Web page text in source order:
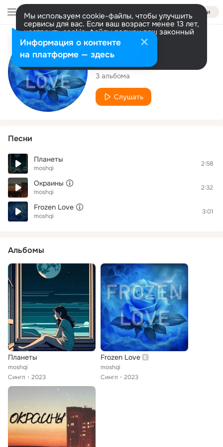
Войти
Мы используем cookie-файлы, чтобы улучшить
сервисы для вас. Если ваш возраст менее 13 лет,
настроить cookie-файлы должен ваш законный
представитель. Больше информации
Разрешить все Настроить
Исполнитель
moshqi
3 альбома
Слушать
Песни
Планеты
moshqi
2:58
Окраины
moshqi
2:32
Frozen Love
moshqi
3:01
Альбомы
Планеты
moshqi
Сингл
2023
Frozen Love
moshqi
Сингл
2023
Информация о контенте
на платформе — здесь